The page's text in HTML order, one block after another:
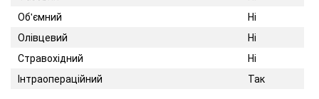
Об'ємний
Ні
Олівцевий
Ні
Стравохідний
Ні
Інтраопераційний
Так